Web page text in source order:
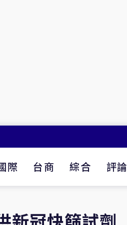
際 台商 綜合 評論